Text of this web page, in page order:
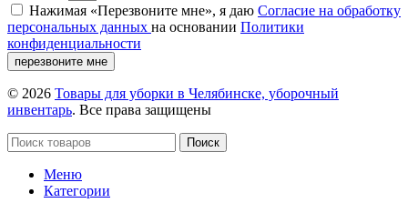
Нажимая «Перезвоните мне», я даю Согласие на обработку
персональных данных на основании Политики
конфиденциальности
перезвоните мне
© 2026 Товары для уборки в Челябинске, уборочный
инвентарь. Все права защищены
Поиск
Меню
Категории